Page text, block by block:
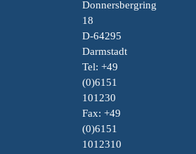
Donnersbergring
18
D-64295
Darmstadt
Tel: +49
(0)6151
101230
Fax: +49
(0)6151
1012310